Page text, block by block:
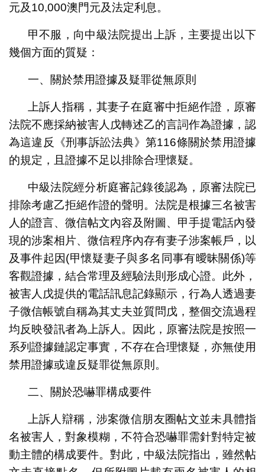
元及10,000澳門元及法定利息。
甲不服，向中級法院提出上訴，主要提出以下
幾個方面的質疑：
一、關於禁用證據及疑罪從無原則
上訴人指稱，其妻子在庭審中拒絕作證，原審
法院不應採納被害人戊轉述乙的言詞作為證據，認
為這違反《刑事訴訟法典》第116條關於禁用證據
的規定，且證據不足以排除合理懷疑。
中級法院經分析庭審記錄後認為，原審法院已
排除考慮乙拒絕作證的聲明。法院是根據三名被害
人的證言、微信帖文內容及附圖、甲手提電話內發
現的涉案相片、微信程序內存有妻子涉案帳戶，以
及事件起因(甲懷疑妻子與多名同事有曖昧關係)等
客觀證據，結合常理及經驗法則形成心證。此外，
被害人戊提供的電話訊息記錄顯示，行為人透過妻
子微信帳號自稱為其丈夫並質問戊，整個交流過程
均反映發訊者為上訴人。因此，原審法院是按照一
系列證據鏈認定事實，不存在合理懷疑，亦無使用
禁用證據或違反疑罪從無原則。
二、關於恐嚇罪構成要件
上訴人辯稱，涉案微信朋友圈帖文並未具體指
名被害人，對象模糊，不符合恐嚇罪需針對特定被
動主體的構成要件。對此，中級法院指出，雖然帖